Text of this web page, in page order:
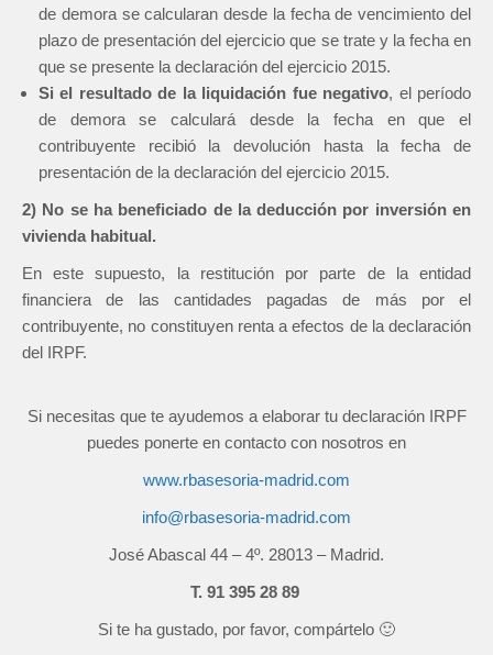
de demora se calcularan desde la fecha de vencimiento del
plazo de presentación del ejercicio que se trate y la fecha en
que se presente la declaración del ejercicio 2015.
Si el resultado de la liquidación fue negativo, el período
de demora se calculará desde la fecha en que el
contribuyente recibió la devolución hasta la fecha de
presentación de la declaración del ejercicio 2015.
2) No se ha beneficiado de la deducción por inversión en
vivienda habitual.
En este supuesto, la restitución por parte de la entidad
financiera de las cantidades pagadas de más por el
contribuyente, no constituyen renta a efectos de la declaración
del IRPF.
Si necesitas que te ayudemos a elaborar tu declaración IRPF
puedes ponerte en contacto con nosotros en
www.rbasesoria-madrid.com
info@rbasesoria-madrid.com
José Abascal 44 – 4º. 28013 – Madrid.
T. 91 395 28 89
Si te ha gustado, por favor, compártelo 🙂